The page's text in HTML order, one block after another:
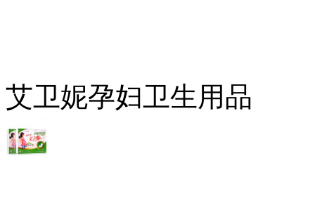
艾卫妮孕妇卫生用品